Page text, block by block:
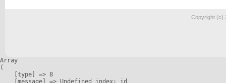
Copyright (c)
Array
(
    [type] => 8
    [message] => Undefined index: id